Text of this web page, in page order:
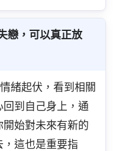
戀，可以真正放
緒起伏，看到相關
到自己身上，通
始對未來有新的
這也是重要指